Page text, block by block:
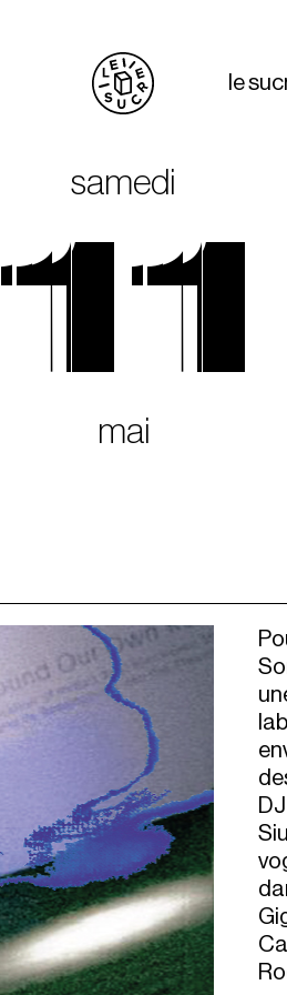
le
samedi
11
mai